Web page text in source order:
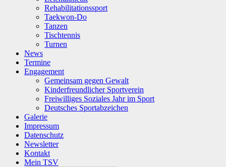
Rehabilitationssport
Taekwon-Do
Tanzen
Tischtennis
Turnen
News
Termine
Engagement
Gemeinsam gegen Gewalt
Kinderfreundlicher Sportverein
Freiwilliges Soziales Jahr im Sport
Deutsches Sportabzeichen
Galerie
Impressum
Datenschutz
Newsletter
Kontakt
Mein TSV